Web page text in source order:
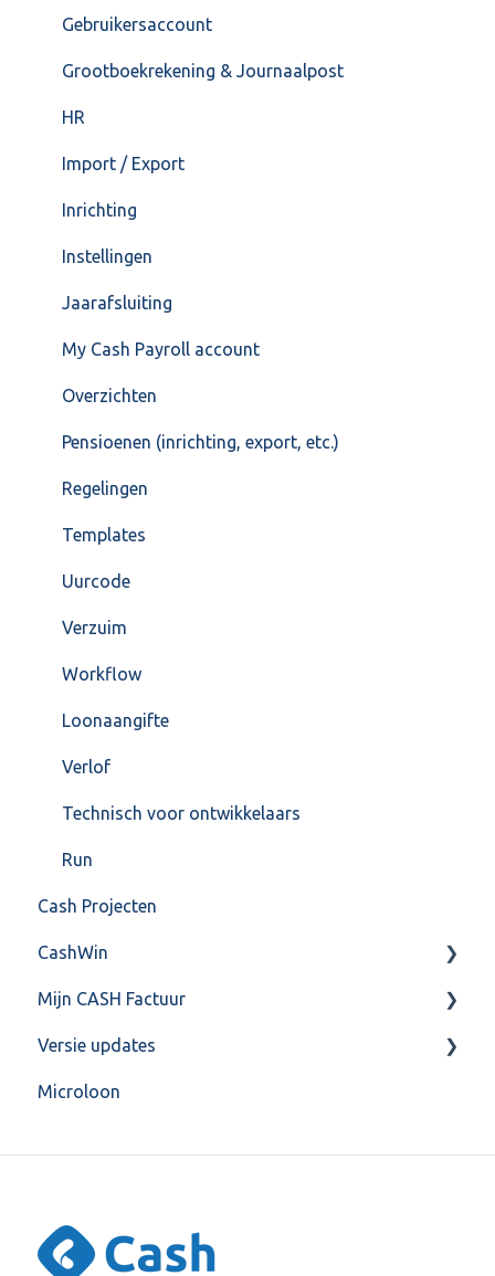
Gebruikersaccount
Grootboekrekening & Journaalpost
HR
Import / Export
Inrichting
Instellingen
Jaarafsluiting
My Cash Payroll account
Overzichten
Pensioenen (inrichting, export, etc.)
Regelingen
Templates
Uurcode
Verzuim
Workflow
Loonaangifte
Verlof
Technisch voor ontwikkelaars
Run
Cash Projecten
CashWin
Overig
Mijn CASH Factuur
Facturatie Loonportal( CASH Lonen)
Mijn CASH factuur
Versie updates
CashWeb updates 2025
Microloon